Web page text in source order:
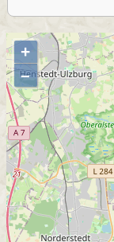
+
–